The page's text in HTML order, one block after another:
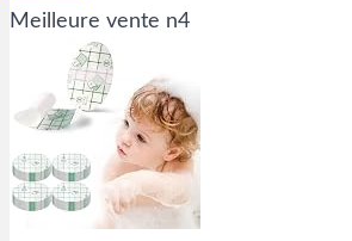
Meilleure vente n4